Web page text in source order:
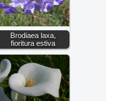
Brodiaea laxa,
fioritura estiva